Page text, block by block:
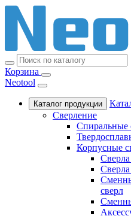
Корзина
Neotool
Каталог продукции
Сверление
Спиральные
Корпусные
сверл